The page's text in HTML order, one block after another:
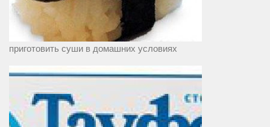
приготовить суши в домашних условиях